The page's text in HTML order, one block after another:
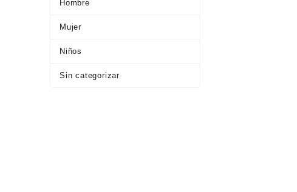
Hombre
Mujer
Niños
Sin categorizar